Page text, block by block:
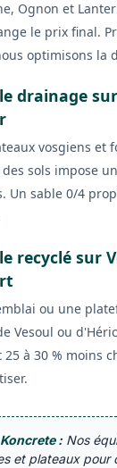
Ognon et
le prix final.
optimisons la
drainage
vosgiens et
sols impose
Un sable 0/4
recyclé sur
ou une
Vesoul ou
25 à 30 % moins
:Nos
et plateaux pour